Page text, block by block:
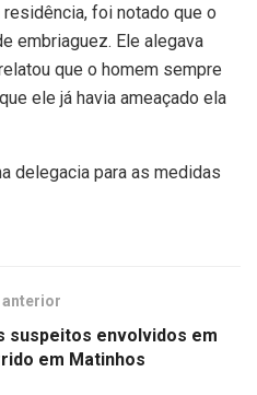
foi notado que o
embriaguez. Ele alegava
que o homem sempre
ele já havia ameaçado ela
delegacia para as medidas
anterior
suspeitos envolvidos em
em Matinhos